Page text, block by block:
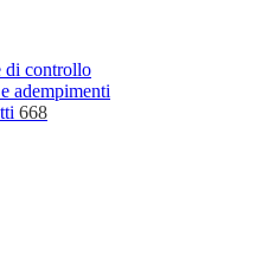
di controllo
adempimenti
668